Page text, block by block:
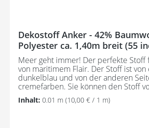
Dekostoff Anker - 42%
Polyester ca. 1,40m breit (55
Meer geht immer! Der perfekte Stoff
von maritimem Flair. Der Stoff ist von
dunkelblau und von der anderen
cremefarben. Sie können den Stoff
Seiten verwenden. Gewicht 309 GR/
Inhalt: 0.01 m (10,00 € / 1 m)